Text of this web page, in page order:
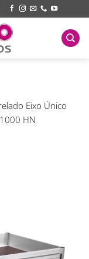
Eixo Único
HN